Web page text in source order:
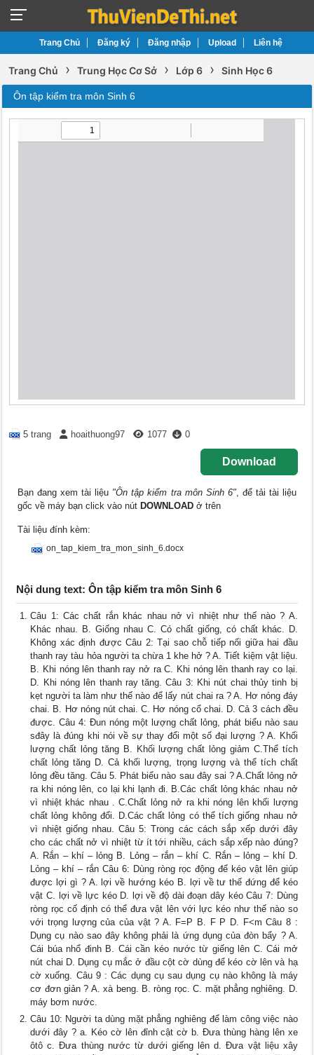
Trang Chủ Đăng ký Đăng nhập Upload Liên hệ
Trang Chủ › Trung Học Cơ Sở › Lớp 6 › Sinh Học 6
Ôn tập kiểm tra môn Sinh 6
5 trang hoaithuong97 1077 0
Download
Bạn đang xem tài liệu "Ôn tập kiểm tra môn Sinh 6", để tải tài liệu
gốc về máy bạn click vào nút DOWNLOAD ở trên
Tài liệu đính kèm:
on_tap_kiem_tra_mon_sinh_6.docx
Nội dung text: Ôn tập kiểm tra môn Sinh 6
Câu 1: Các chất rắn khác nhau nở vì nhiệt như thế nào ? A.
Khác nhau. B. Giống nhau C. Có chất giống, có chất khác. D.
Không xác định được Câu 2: Tại sao chỗ tiếp nối giữa hai đầu
thanh ray tàu hỏa người ta chừa 1 khe hở ? A. Tiết kiệm vật liệu.
B. Khi nóng lên thanh ray nở ra C. Khi nóng lên thanh ray co lại.
D. Khi nóng lên thanh ray tăng. Câu 3: Khi nút chai thủy tinh bị
kẹt người ta làm như thế nào để lấy nút chai ra ? A. Hơ nóng đáy
chai. B. Hơ nóng nút chai. C. Hơ nóng cổ chai. D. Cả 3 cách đều
được. Câu 4: Đun nóng một lượng chất lỏng, phát biểu nào sau
sđây là đúng khi nói về sự thay đổi một số đại lượng ? A. Khối
lượng chất lỏng tăng B. Khối lượng chất lỏng giảm C.Thể tích
chất lỏng tăng D. Cả khối lượng, trọng lượng và thể tích chất
lỏng đều tăng. Câu 5. Phát biểu nào sau đây sai ? A.Chất lỏng nở
ra khi nóng lên, co lại khi lạnh đi. B.Các chất lỏng khác nhau nở
vì nhiệt khác nhau . C.Chất lỏng nở ra khi nóng lên khối lượng
chất lỏng không đổi. D.Các chất lỏng có thể tích giống nhau nở
vì nhiệt giống nhau. Câu 5: Trong các cách sắp xếp dưới đây
cho các chất nở vì nhiệt từ ít tới nhiều, cách sắp xếp nào đúng?
A. Rắn – khí – lỏng B. Lỏng – rắn – khí C. Rắn – lỏng – khí D.
Lỏng – khí – rắn Câu 6: Dùng ròng rọc động để kéo vật lên giúp
được lợi gì ? A. lợi về hướng kéo B. lợi về tư thế đứng để kéo
vật C. lợi về lực kéo D. lợi về độ dài đoạn dây kéo Câu 7: Dùng
ròng rọc cố định có thể đưa vật lên với lực kéo như thế nào so
với trọng lượng của của vật ? A. F=P B. F P D. F<m Câu 8 :
Dụng cụ nào sao đây không phải là ứng dụng của đòn bẩy ? A.
Cái búa nhổ đinh B. Cái cần kéo nước từ giếng lên C. Cái mở
nút chai D. Dụng cụ mắc ở đầu cột cờ dùng để kéo cờ lên và hạ
cờ xuống. Câu 9 : Các dụng cụ sau dụng cụ nào không là máy
cơ đơn giản ? A. xà beng. B. ròng rọc. C. mặt phẳng nghiêng. D.
máy bơm nước.
Câu 10: Người ta dùng mặt phẳng nghiêng để làm công việc nào
dưới đây ? a. Kéo cờ lên đỉnh cật cờ b. Đưa thùng hàng lên xe
ôtô c. Đưa thùng nước từ dưới giếng lên d. Đưa vật liệu xây